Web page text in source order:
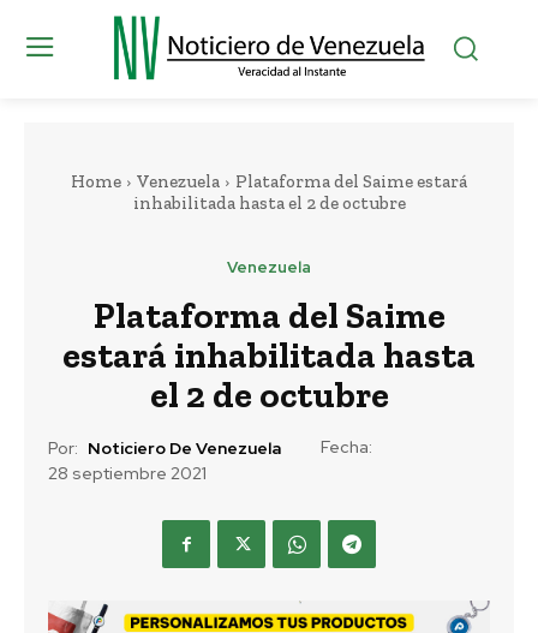
Home Venezuela
Plataforma del Saime estará
inhabilitada hasta el 2 de octubre
Venezuela
Plataforma del Saime
estará inhabilitada hasta
el 2 de octubre
Por: Noticiero De Venezuela
Fecha:
28 septiembre 2021